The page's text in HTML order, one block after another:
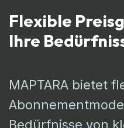
Flexible
Ihre
MAPTARA bietet
Bedürfnisse von